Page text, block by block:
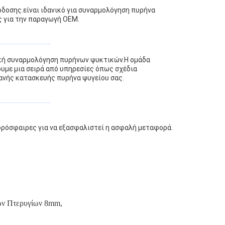
ιδανικό για συναρμολόγηση πυρήνα
την παραγωγή OEM.
συναρμολόγηση πυρήνων ψυκτικών.Η ομάδα
μια σειρά από υπηρεσίες όπως σχέδια
κατασκευής πυρήνα ψυγείου σας.
για να εξασφαλιστεί η ασφαλή μεταφορά.
Πτερυγίων 8mm,